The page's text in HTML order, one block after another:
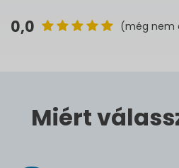
0,0 (még nem
Miért